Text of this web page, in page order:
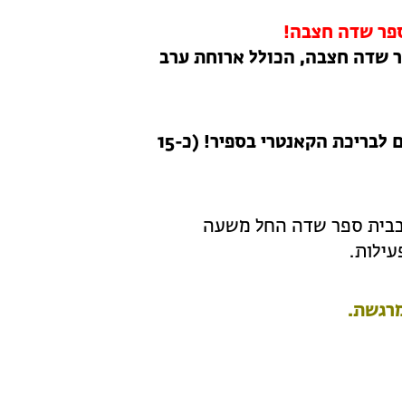
שדה חצבה!
שדה חצבה, הכולל ארוחת ערב
בונוס מיוחד לנרשמים לפעילות ולינה: כניסה חינם לבריכת הקאנטרי בספיר! (כ-15
בבית ספר שדה החל משעה